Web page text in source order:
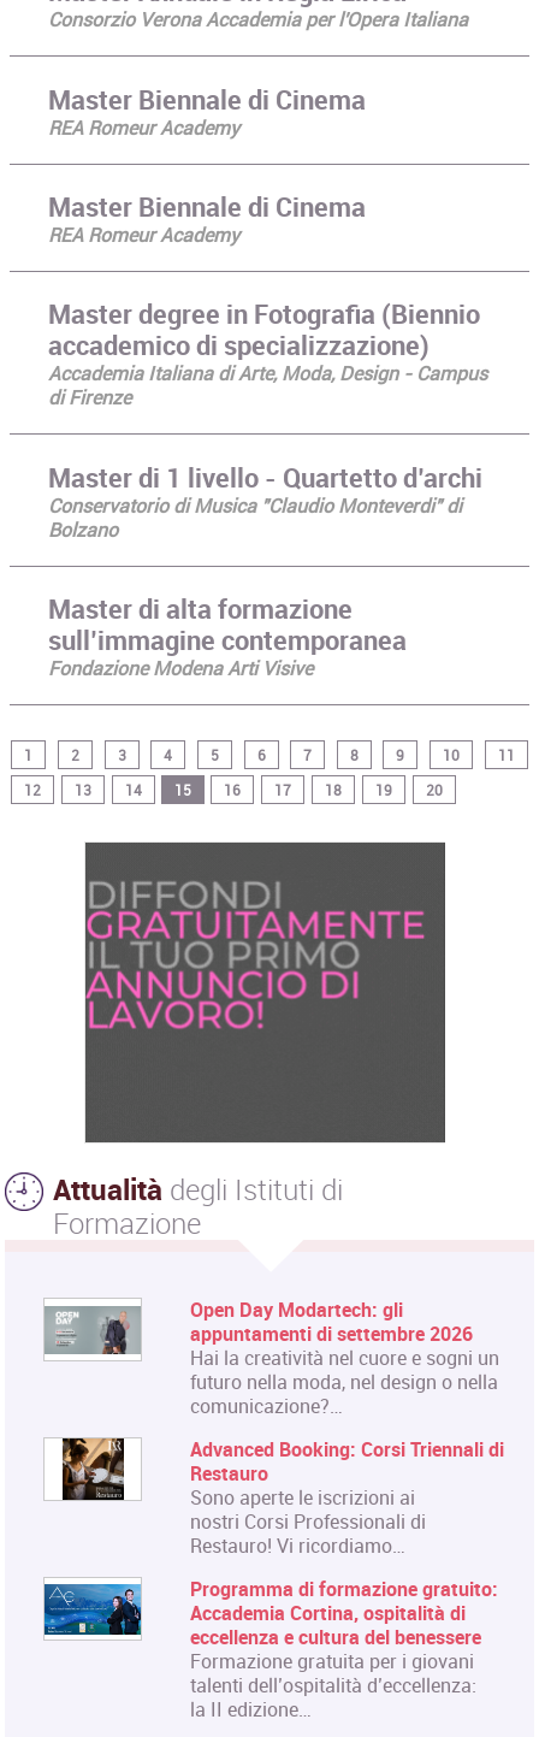
Consorzio Verona Accademia per l'Opera Italiana
Master Biennale di Cinema
REA Romeur Academy
Master Biennale di Cinema
REA Romeur Academy
Master degree in Fotografia (Biennio
accademico di specializzazione)
Accademia Italiana di Arte, Moda, Design - Campus
di Firenze
​​​​Master di 1 livello - Quartetto d’archi
Conservatorio di Musica "Claudio Monteverdi" di
Bolzano
Master di alta formazione
sull’immagine contemporanea
Fondazione Modena Arti Visive
1 2 3 4 5 6 7 8 9 10
11
12
13 14 15 16 17 18 19 20
Attualità degli Istituti di
Formazione
Open Day Modartech: gli
appuntamenti di settembre 2026
Hai la creatività nel cuore e sogni un
futuro nella moda, nel design o nella
comunicazione?…
Advanced Booking: Corsi Triennali di
Restauro
Sono aperte le iscrizioni ai
nostri Corsi Professionali di
Restauro! Vi ricordiamo…
Programma di formazione gratuito:
Accademia Cortina, ospitalità di
eccellenza e cultura del benessere
Formazione gratuita per i giovani
talenti dell’ospitalità d’eccellenza:
la II edizione…